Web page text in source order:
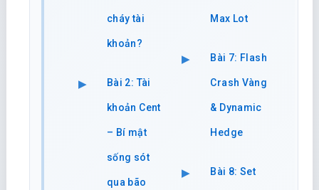
cháy tài
khoản?
Bài 2: Tài
khoản Cent
– Bí mật
sống sót
qua bão
Max Lot
Bài 7: Flash
Crash Vàng
& Dynamic
Hedge
Bài 8: Set